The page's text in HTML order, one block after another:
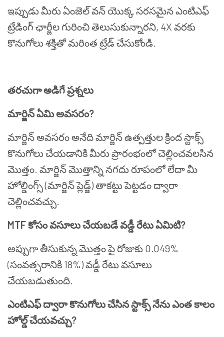
ఇప్పుడు మీరు ఏంజెల్ వన్ యొక్క సరసమైన ఎంటిఎఫ్
ట్రేడింగ్ ఛార్జీల గురించి తెలుసుకున్నారని, 4X వరకు
కొనుగోలు శక్తితో మరింత ట్రేడ్ చేసుకోండి.
తరచుగా అడిగే ప్రశ్నలు
మార్జిన్ ఏమి అవసరం?
మార్జిన్ అవసరం అనేది మార్జిన్ ఉత్పత్తుల క్రింద స్టాక్స్
కొనుగోలు చేయడానికి మీరు ప్రారంభంలో చెల్లించవలసిన
మొత్తం. మార్జిన్ మొత్తాన్ని నగదు రూపంలో లేదా మీ
హోల్డింగ్స్ (మార్జిన్ ప్లెడ్జ్) తాకట్టు పెట్టడం ద్వారా
చెల్లించవచ్చు.
MTF కోసం వసూలు చేయబడే వడ్డీ రేటు ఏమిటి?
అప్పుగా తీసుకున్న మొత్తం పై రోజుకు 0.049%
(సంవత్సరానికి 18%) వడ్డీ రేటు వసూలు
చేయబడుతుంది.
ఎంటిఎఫ్ ద్వారా కొనుగోలు చేసిన స్టాక్స్ నేను ఎంత కాలం
హోల్డ్ చేయవచ్చు?